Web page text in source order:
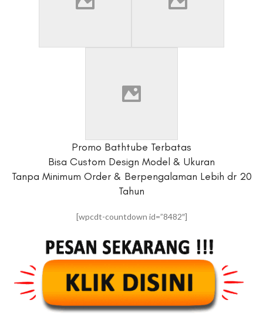
Promo Bathtube Terbatas
Bisa Custom Design Model & Ukuran
Tanpa Minimum Order & Berpengalaman Lebih dr 20
Tahun
[wpcdt-countdown id=”8482″]